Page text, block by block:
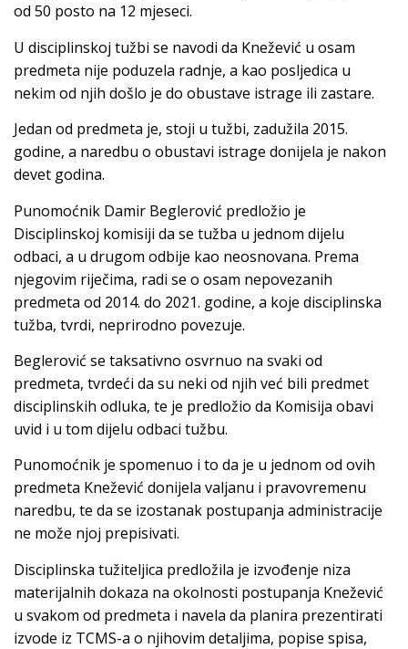
od 50 posto na 12 mjeseci.
U disciplinskoj tužbi se navodi da Knežević u osam
predmeta nije poduzela radnje, a kao posljedica u
nekim od njih došlo je do obustave istrage ili zastare.
Jedan od predmeta je, stoji u tužbi, zadužila 2015.
godine, a naredbu o obustavi istrage donijela je nakon
devet godina.
Punomoćnik Damir Beglerović predložio je
Disciplinskoj komisiji da se tužba u jednom dijelu
odbaci, a u drugom odbije kao neosnovana. Prema
njegovim riječima, radi se o osam nepovezanih
predmeta od 2014. do 2021. godine, a koje disciplinska
tužba, tvrdi, neprirodno povezuje.
Beglerović se taksativno osvrnuo na svaki od
predmeta, tvrdeći da su neki od njih već bili predmet
disciplinskih odluka, te je predložio da Komisija obavi
uvid i u tom dijelu odbaci tužbu.
Punomoćnik je spomenuo i to da je u jednom od ovih
predmeta Knežević donijela valjanu i pravovremenu
naredbu, te da se izostanak postupanja administracije
ne može njoj prepisivati.
Disciplinska tužiteljica predložila je izvođenje niza
materijalnih dokaza na okolnosti postupanja Knežević
u svakom od predmeta i navela da planira prezentirati
izvode iz TCMS-a o njihovim detaljima, popise spisa,